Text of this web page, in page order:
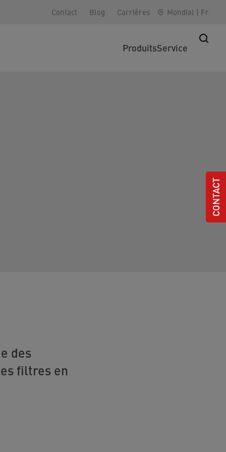
Contact Blog Carrières Mondial | Fr
ProduitsService
des
filtres en
CONTACT